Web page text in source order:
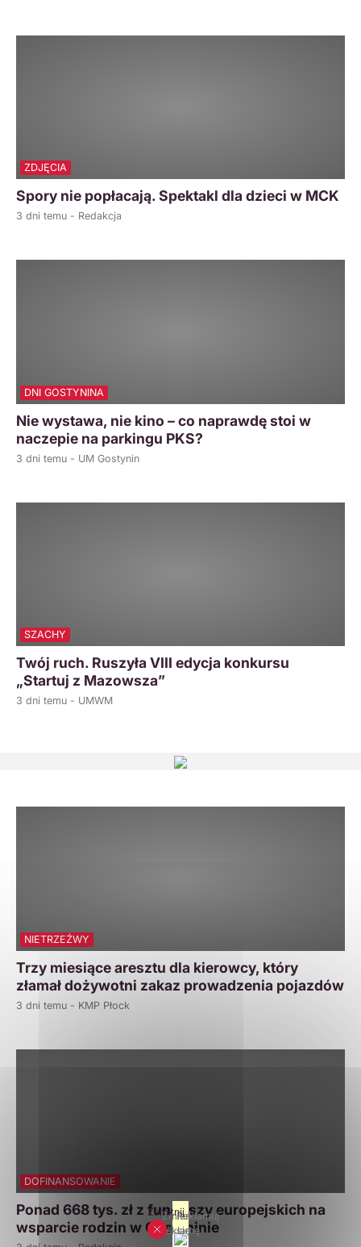
ZDJĘCIA
Spory nie popłacają. Spektakl dla dzieci w MCK
3 dni temu - Redakcja
DNI GOSTYNINA
Nie wystawa, nie kino – co naprawdę stoi w
naczepie na parkingu PKS?
3 dni temu - UM Gostynin
SZACHY
Twój ruch. Ruszyła VIII edycja konkursu
„Startuj z Mazowsza”
3 dni temu - UMWM
NIETRZEŹWY
Trzy miesiące aresztu dla kierowcy, który
złamał dożywotni zakaz prowadzenia pojazdów
3 dni temu - KMP Płock
DOFINANSOWANIE
Ponad 668 tys. zł z funduszy europejskich na
wsparcie rodzin w Gostyninie
Reklamuj
się
Zmień
reklamę
Zamknij